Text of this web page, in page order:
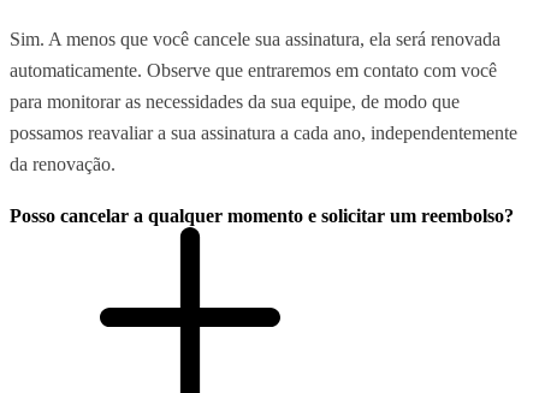
Sim. A menos que você cancele sua assinatura, ela será renovada
automaticamente. Observe que entraremos em contato com você
para monitorar as necessidades da sua equipe, de modo que
possamos reavaliar a sua assinatura a cada ano, independentemente
da renovação.
Posso cancelar a qualquer momento e solicitar um reembolso?